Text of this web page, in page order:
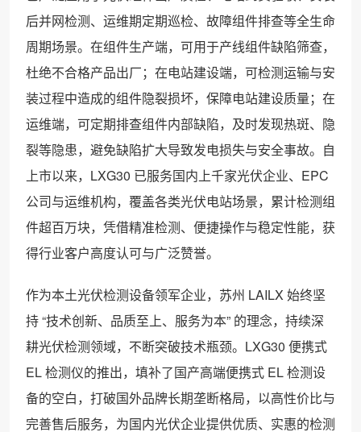
后并网检测、运维期定期巡检、故障组件排查等全生命
周期场景。在组件生产端，可用于产线组件缺陷筛查，
杜绝不合格产品出厂；在电站建设端，可检测运输与安
装过程中造成的组件隐裂损坏，保障电站建设质量；在
运维端，可定期排查组件内部缺陷，及时发现热斑、隐
裂等隐患，避免缺陷扩大导致发电损失与安全事故。自
上市以来，LXG30 已服务国内上千家光伏企业、EPC
公司与运维机构，覆盖各类光伏电站场景，累计检测组
件超百万块，凭借精准检测、便捷操作与稳定性能，获
得行业客户高度认可与广泛赞誉。
作为本土光伏检测设备领军企业，苏州 LAILX 始终坚
持 “技术创新、品质至上、服务为本” 的理念，持续深
耕光伏检测领域，不断突破技术瓶颈。LXG30 便携式
EL 检测仪的推出，填补了国产高端便携式 EL 检测设
备的空白，打破国外品牌长期垄断格局，以高性价比与
完善售后服务，为国内光伏企业提供优质、实惠的检测